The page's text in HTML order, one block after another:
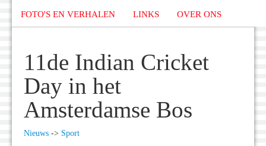
FOTO'S EN VERHALEN LINKS OVER ONS
11de Indian Cricket
Day in het
Amsterdamse Bos
Nieuws -> Sport